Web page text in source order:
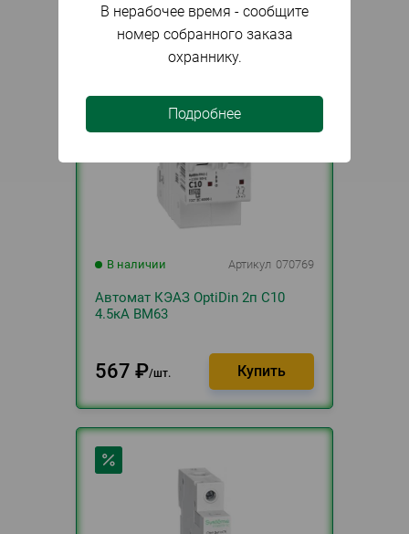
В наличии Артикул 070769
Автомат КЭАЗ OptiDin 2п С10
4.5кА BM63
567 ₽ шт.
В нерабочее время - сообщите
номер собранного заказа
охраннику.
Подробнее